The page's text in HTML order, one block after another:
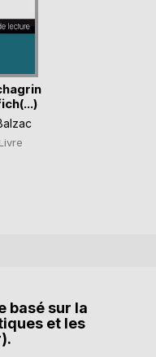
Livre
basé sur la
et les